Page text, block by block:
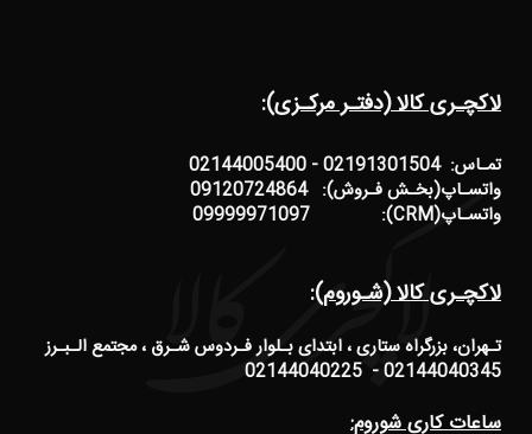
لاکچـری کالا (دفتـر مرکـزی):
تمـاس: 02191301504 - 02144005400
واتسـاپ(بخـش فـروش): 09120724864
واتسـاپ(CRM): 09999971097
لاکچـری کالا (شـوروم):
تـهران، بزرگراه ستاری ، ابتدای بـلوار فـردوس شـرق ، مجتمع الـبـرز
02144040345 - 02144040225
ساعات کاری شوروم: